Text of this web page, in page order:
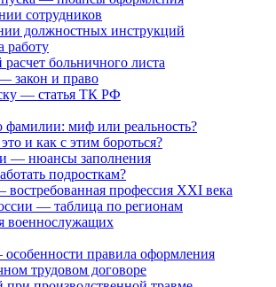
сотрудников
должностных инструкций
работу
больничного листа
закон и право
— статья ТК РФ
миф или реальность?
и как с этим бороться?
— нюансы заполнения
подросткам?
профессия XXI века
— таблица по регионам
военнослужащих
правила оформления
трудовом договоре